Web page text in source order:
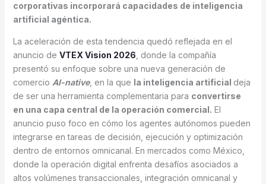
corporativas incorporará capacidades de inteligencia
artificial agéntica.
La aceleración de esta tendencia quedó reflejada en el
anuncio de VTEX Vision 2026 , donde la compañía
presentó su enfoque sobre una nueva generación de
comercio AI-native, en la que la inteligencia artificial deja
de ser una herramienta complementaria para convertirse
en una capa central de la operación comercial. El
anuncio puso foco en cómo los agentes autónomos pueden
integrarse en tareas de decisión, ejecución y optimización
dentro de entornos omnicanal. En mercados como México,
donde la operación digital enfrenta desafíos asociados a
altos volúmenes transaccionales, integración omnicanal y